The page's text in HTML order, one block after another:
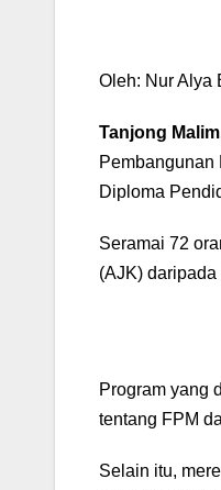
Oleh: Nur Alya
Tanjong
Pembangunan
Diploma
Seramai 72
(AJK)
Program yang
tentang FPM
Selain itu,